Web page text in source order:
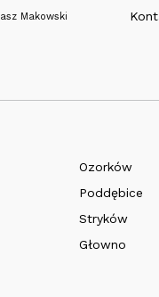
Makowski
Ozorków
Poddębice
Stryków
Głowno